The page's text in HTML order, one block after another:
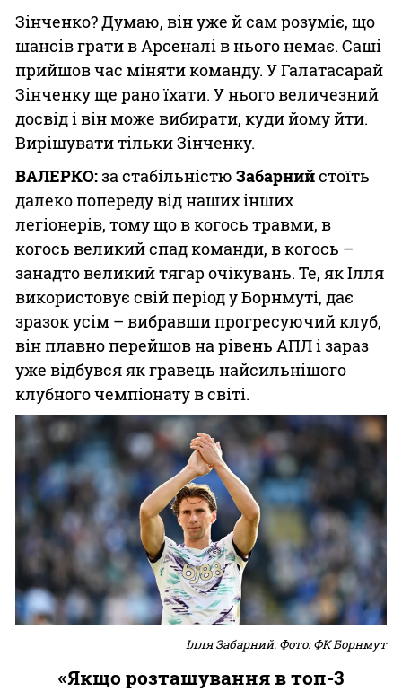
Зінченко? Думаю, він уже й сам розуміє, що
шансів грати в Арсеналі в нього немає. Саші
прийшов час міняти команду. У Галатасарай
Зінченку ще рано їхати. У нього величезний
досвід і він може вибирати, куди йому йти.
Вирішувати тільки Зінченку.
ВАЛЕРКО:за стабільністю Забарнийстоїть
далеко попереду від наших інших
легіонерів, тому що в когось травми, в
когось великий спад команди, в когось –
занадто великий тягар очікувань. Те, як Ілля
використовує свій період у Борнмуті, дає
зразок усім – вибравши прогресуючий клуб,
він плавно перейшов на рівень АПЛ і зараз
уже відбувся як гравець найсильнішого
клубного чемпіонату в світі.
Ілля Забарний. Фото: ФК Борнмут
«Якщо розташування в топ-3